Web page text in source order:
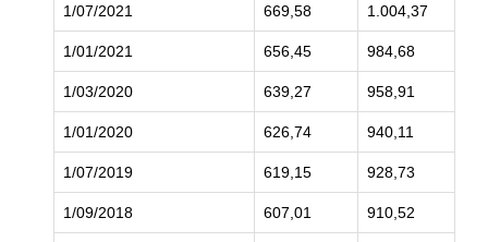
1/07/2021 669,58 1.004,37
1/01/2021 656,45 984,68
1/03/2020 639,27 958,91
1/01/2020 626,74 940,11
1/07/2019 619,15 928,73
1/09/2018 607,01 910,52